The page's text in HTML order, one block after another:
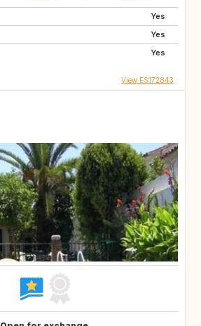
Yes
Yes
Yes
View ES172843